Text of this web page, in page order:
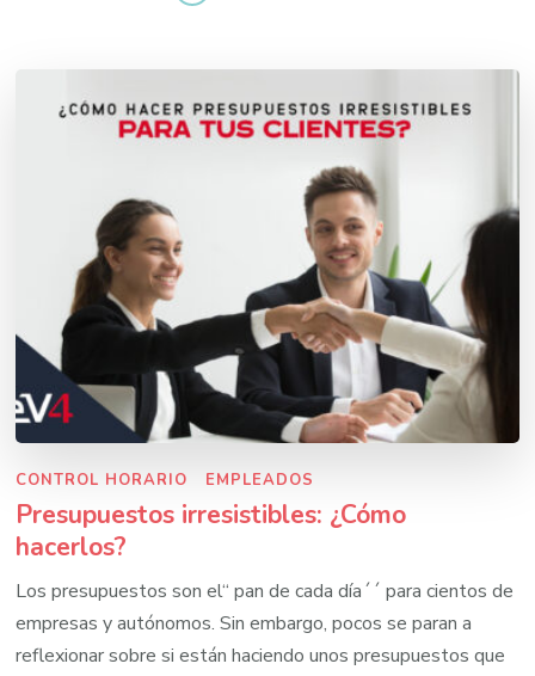
CONTROL HORARIO EMPLEADOS
Presupuestos irresistibles: ¿Cómo
hacerlos?
Los presupuestos son el“ pan de cada día´´ para cientos de
empresas y autónomos. Sin embargo, pocos se paran a
reflexionar sobre si están haciendo unos presupuestos que